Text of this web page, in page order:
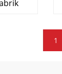
1